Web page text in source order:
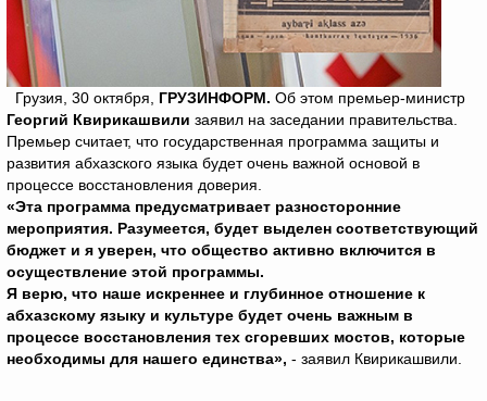
Грузия, 30 октября, ГРУЗИНФОРМ. Об этом премьер-министр
Георгий Квирикашвили заявил на заседании правительства.
Премьер считает, что государственная программа защиты и
развития абхазского языка будет очень важной основой в
процессе восстановления доверия.
«Эта программа предусматривает разносторонние
мероприятия. Разумеется, будет выделен соответствующий
бюджет и я уверен, что общество активно включится в
осуществление этой программы.
Я верю, что наше искреннее и глубинное отношение к
абхазскому языку и культуре будет очень важным в
процессе восстановления тех сгоревших мостов, которые
необходимы для нашего единства», - заявил Квирикашвили.